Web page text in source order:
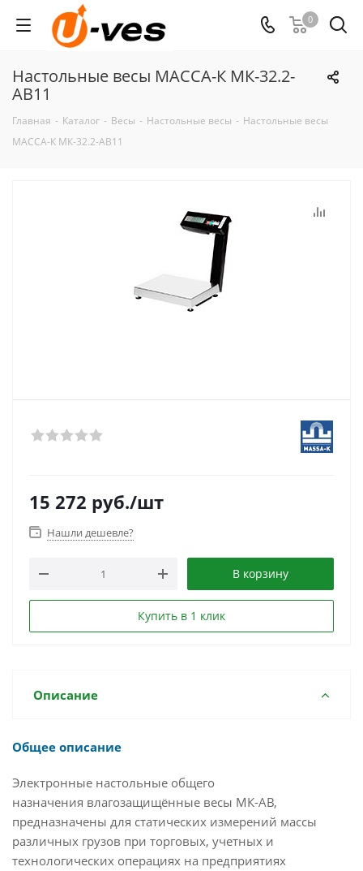
0
Настольные весы МАССА-К МК-32.2-
АВ11
Главная - Каталог - Весы - Настольные весы - Настольные весы
МАССА-К МК-32.2-АВ11
15 272 руб./шт
Нашли дешевле?
В корзину
Купить в 1 клик
Описание
Общее описание
Электронные настольные общего
назначения влагозащищённые весы МК-АВ,
предназначены для статических измерений массы
различных грузов при торговых, учетных и
технологических операциях на предприятиях